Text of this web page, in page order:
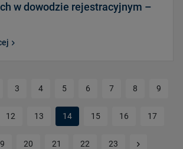
w dowodzie rejestracyjnym –
3 4 5 6 7 8 9
12 13 14 15 16 17
20 21 22 23 Kolejna